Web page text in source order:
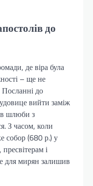
до
де віра була
– ще не
до
вийти заміж
шлюби з
З часом, коли
собор (680 р.) у
і
для мирян залишив